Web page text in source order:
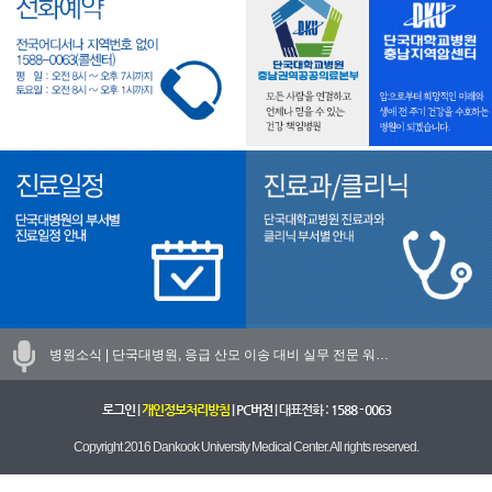
병원소식 | 단국대병원, 응급 산모 이송 대비 실무 전문 워…
로그인| 개인정보처리방침| PC버전| 대표전화 : 1588 - 0063
Copyright 2016 Dankook University Medical Center. All rights reserved.